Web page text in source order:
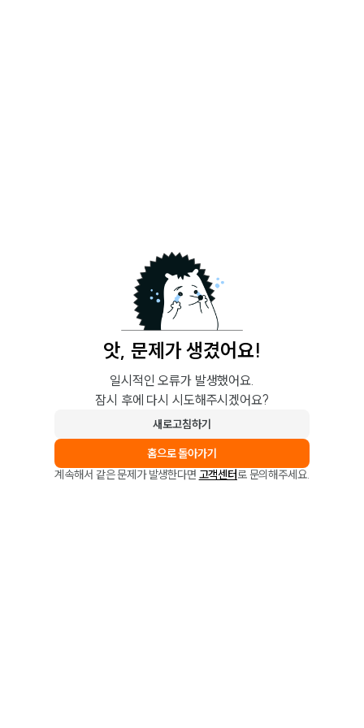
앗, 문제가 생겼어요!
일시적인 오류가 발생했어요.
잠시 후에 다시 시도해주시겠어요?
새로고침하기
홈으로 돌아가기
계속해서 같은 문제가 발생한다면 고객센터로 문의해주세요.